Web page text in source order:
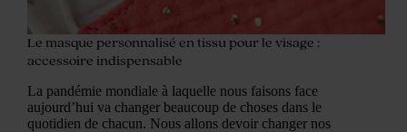
Le masque personnalisé en tissu pour le visage :
accessoire indispensable
La pandémie mondiale à laquelle nous faisons face
aujourd’hui va changer beaucoup de choses dans le
quotidien de chacun. Nous allons devoir changer nos